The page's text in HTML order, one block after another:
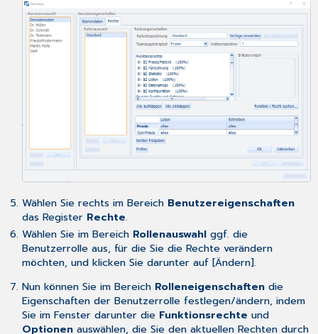
Wählen Sie rechts im Bereich Benutzereigenschaften
das Register Rechte.
Wählen Sie im Bereich Rollenauswahlggf. die
Benutzerrolle aus, für die Sie die Rechte verändern
möchten, und klicken Sie darunter auf [Ändern].
Nun können Sie im Bereich Rolleneigenschaftendie
Eigenschaften der Benutzerrolle festlegen/ändern, indem
Sie im Fenster darunter die Funktionsrechte und
Optionenauswählen, die Sie den aktuellen Rechten durch